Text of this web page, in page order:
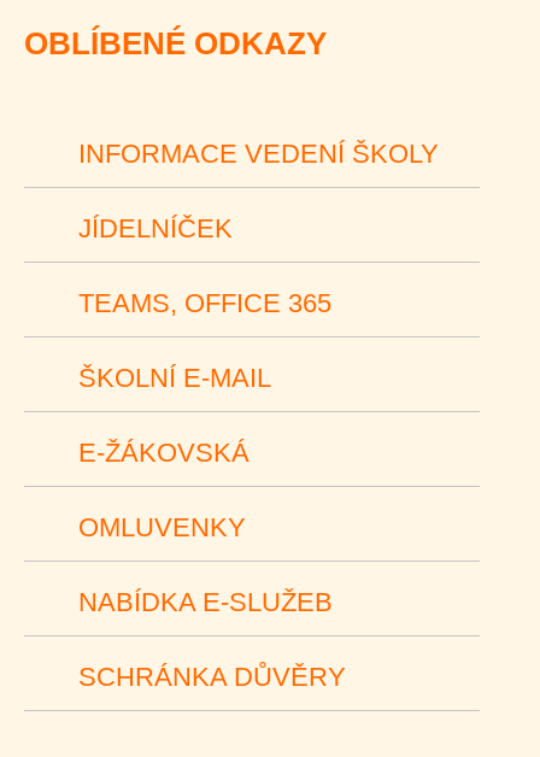
OBLÍBENÉ ODKAZY
INFORMACE VEDENÍ ŠKOLY
JÍDELNÍČEK
TEAMS, OFFICE 365
ŠKOLNÍ E-MAIL
E-ŽÁKOVSKÁ
OMLUVENKY
NABÍDKA E-SLUŽEB
SCHRÁNKA DŮVĚRY